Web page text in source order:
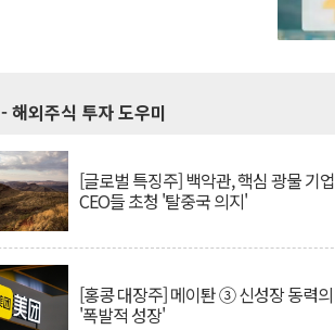
- 해외주식 투자 도우미
[글로벌 특징주] 백악관, 핵심 광물 기업
CEO들 초청 '탈중국 의지'
[홍콩 대장주] 메이퇀 ③ 신성장 동력의
'폭발적 성장'